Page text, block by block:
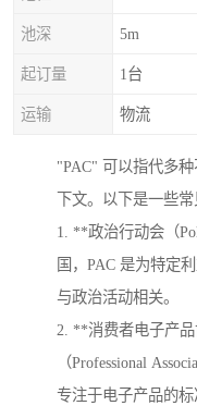
池深 5m
起订量 1台
运输 物流
"PAC" 可以指代多
下文。以下是一些常
1. **政治行动会（
国，PAC 是为特定
与政治活动相关。
2. **消费者电子产
（Professional
专注于电子产品的标